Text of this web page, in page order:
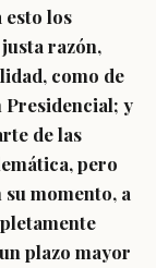
los
razón,
como de
Presidencial; y
de las
pero
momento, a
plazo mayor